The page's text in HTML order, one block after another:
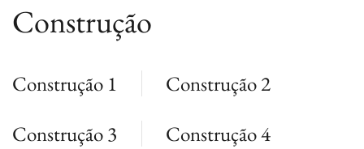
Construção
Construção 1
Construção 2
Construção 3
Construção 4